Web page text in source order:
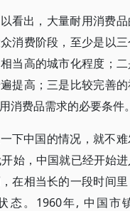
看出，大量耐用消费品
消费阶段，至少是以
当高的城市化程度；
提高；三是比较完善
消费品需求的必要条件。
下中国的情况，就不
始，中国就已经开始
在相当长的一段时间
态。1960年, 中国市